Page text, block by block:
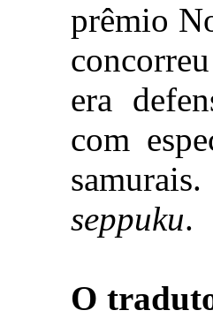
prêmio
era
com
seppuku.
O